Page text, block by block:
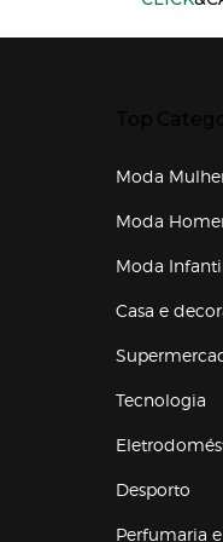
Moda
Moda
Moda
Casa e
Tecnologia
Desporto
Perfumaria